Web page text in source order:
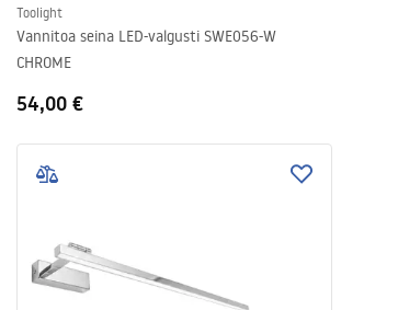
Toolight
Vannitoa seina LED-valgusti SWE056-W
CHROME
54,00 €